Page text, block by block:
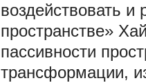
воздействовать и
пространстве»
пассивности
трансформации,